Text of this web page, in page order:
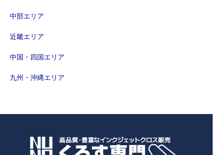
中部エリア
近畿エリア
中国・四国エリア
九州・沖縄エリア